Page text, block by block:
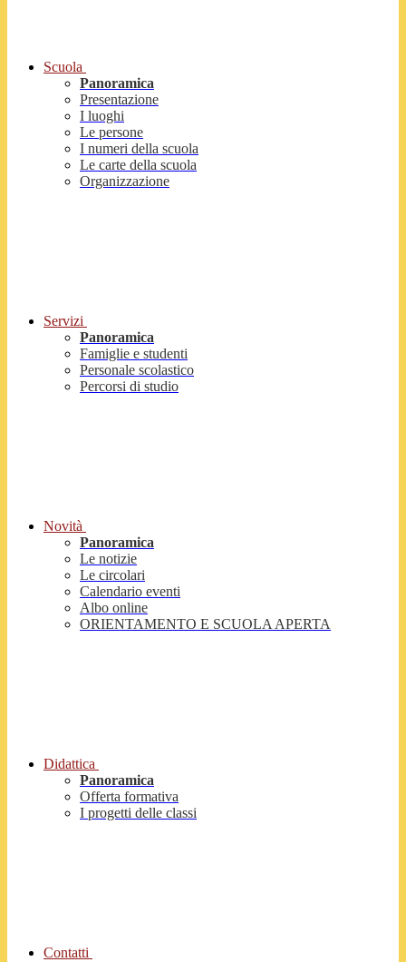
Scuola
Panoramica
Presentazione
I luoghi
Le persone
I numeri della scuola
Le carte della scuola
Organizzazione
Servizi
Panoramica
Famiglie e studenti
Personale scolastico
Percorsi di studio
Novità
Panoramica
Le notizie
Le circolari
Calendario eventi
Albo online
ORIENTAMENTO E SCUOLA APERTA
Didattica
Panoramica
Offerta formativa
I progetti delle classi
Contatti